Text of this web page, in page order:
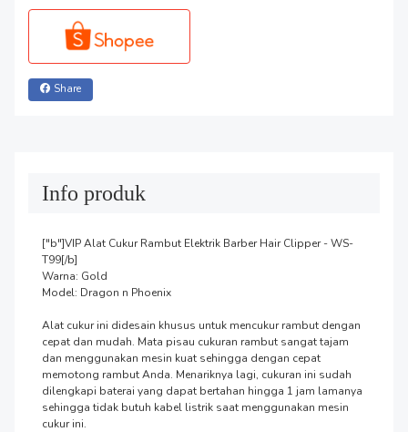
Share
Info produk
["b"]VIP Alat Cukur Rambut Elektrik Barber Hair Clipper - WS-
T99[/b]
Warna: Gold
Model: Dragon n Phoenix
Alat cukur ini didesain khusus untuk mencukur rambut dengan
cepat dan mudah. Mata pisau cukuran rambut sangat tajam
dan menggunakan mesin kuat sehingga dengan cepat
memotong rambut Anda. Menariknya lagi, cukuran ini sudah
dilengkapi baterai yang dapat bertahan hingga 1 jam lamanya
sehingga tidak butuh kabel listrik saat menggunakan mesin
cukur ini.